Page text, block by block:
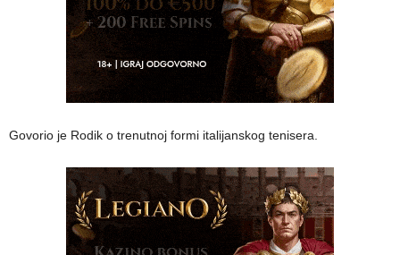
Govorio je Rodik o trenutnoj formi italijanskog tenisera.